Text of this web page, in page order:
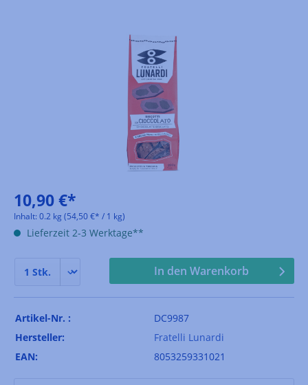
10,90 €*
Inhalt: 0.2 kg (54,50 €* / 1 kg)
Lieferzeit 2-3 Werktage**
In den Warenkorb
Artikel-Nr. :
DC9987
Hersteller:
Fratelli Lunardi
EAN:
8053259331021